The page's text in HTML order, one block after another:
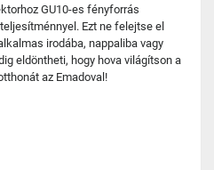
GU10-es fényforrás
Ezt ne felejtse el
irodába, nappaliba vagy
eldöntheti, hogy hova világítson a
az Emadoval!